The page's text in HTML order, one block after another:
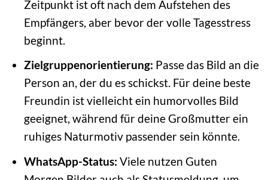
Zeitpunkt ist oft nach dem Aufstehen des
Empfängers, aber bevor der volle Tagesstress
beginnt.
Zielgruppenorientierung: Passe das Bild an die
Person an, der du es schickst. Für deine beste
Freundin ist vielleicht ein humorvolles Bild
geeignet, während für deine Großmutter ein
ruhiges Naturmotiv passender sein könnte.
WhatsApp-Status: Viele nutzen Guten